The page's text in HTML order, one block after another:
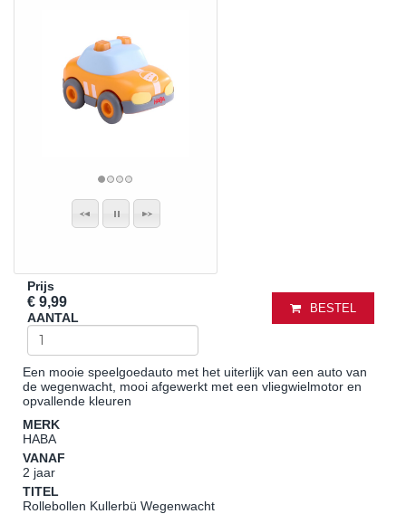
Prijs
€ 9,99
AANTAL
BESTEL
Een mooie speelgoedauto met het uiterlijk van een auto van
de wegenwacht, mooi afgewerkt met een vliegwielmotor en
opvallende kleuren
MERK
HABA
VANAF
2 jaar
TITEL
Rollebollen Kullerbü Wegenwacht